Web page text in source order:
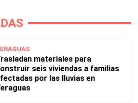
materiales para
seis viviendas a familias
por las lluvias en